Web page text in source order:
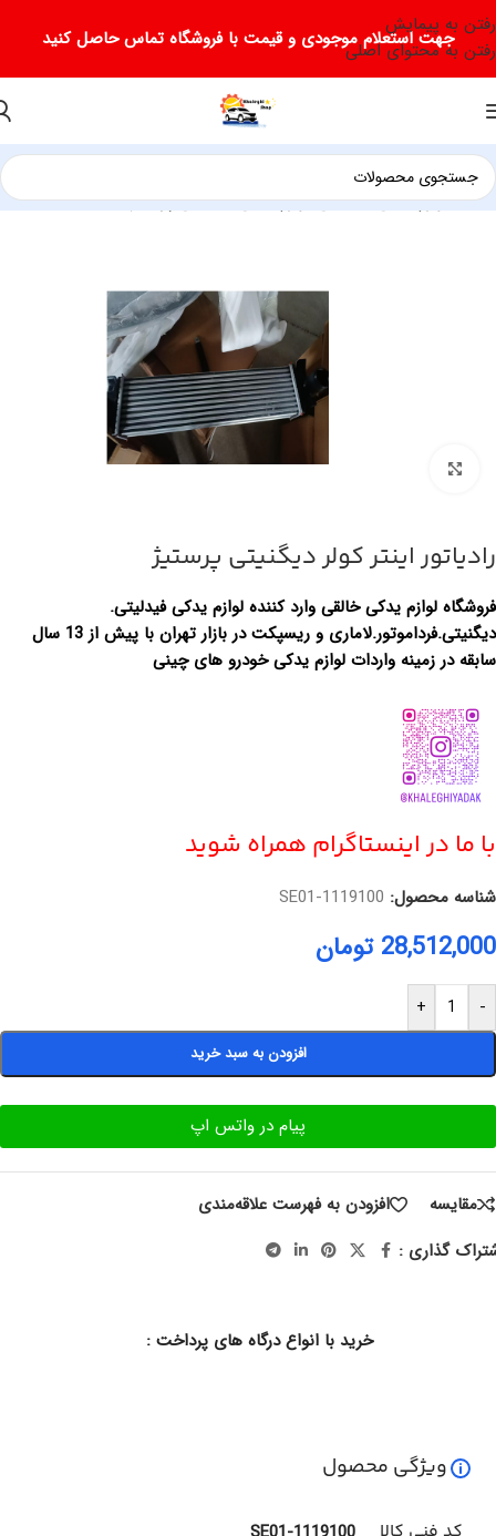
رفتن به پیمایش
رفتن به محتوای اصلی
جهت استعلام موجودی و قیمت با فروشگاه تماس حاصل کنید
خانه/لوازم یدکی دیگنیتی/لوازم یدکی دیگنیتی پرستیژ
برای بزرگ‌نمایی کلیک کنید
رادیاتور اینتر کولر دیگنیتی پرستیژ
فروشگاه لوازم یدکی خالقی وارد کننده لوازم یدکی فیدلیتی.
دیگنیتی.فرداموتور.لاماری و ریسپکت در بازار تهران با پیش از 13 سال
سابقه در زمینه واردات لوازم یدکی خودرو های چینی
با ما در اینستاگرام همراه شوید
شناسه محصول: 1119100-SE01
28,512,000 تومان
-
+
افزودن به سبد خرید
پیام در واتس اپ
مقایسه
افزودن به فهرست علاقه‌مندی
گذاری :
خرید با انواع درگاه های پرداخت :
ویژگی محصول